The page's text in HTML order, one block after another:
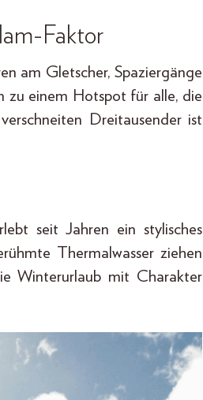
Faktor
am Gletscher, Spaziergänge
zu einem Hotspot für alle, die
Dreitausender ist
seit Jahren ein stylisches
Thermalwasser ziehen
Winterurlaub mit Charakter